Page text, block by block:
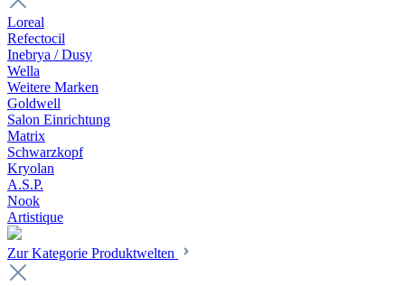
Loreal
Refectocil
Inebrya / Dusy
Wella
Weitere Marken
Goldwell
Salon Einrichtung
Matrix
Schwarzkopf
Kryolan
A.S.P.
Nook
Artistique
Zur Kategorie Produktwelten